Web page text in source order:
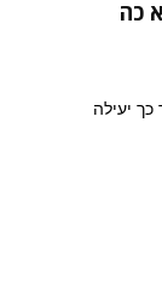
כה
יעילה